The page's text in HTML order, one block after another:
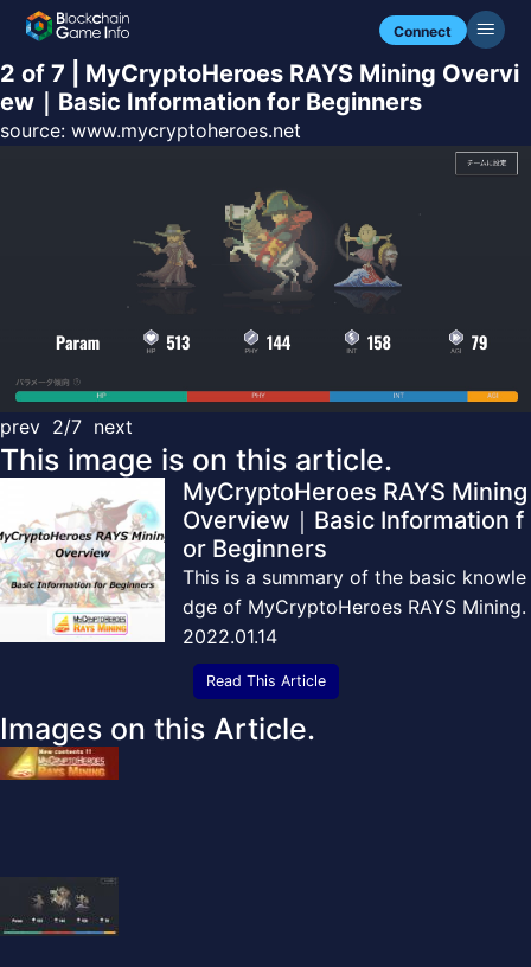
Connect
2 of 7 | MyCryptoHeroes RAYS Mining Overvi
ew｜Basic Information for Beginners
source: www.mycryptoheroes.net
prev 2/7 next
This image is on this article.
MyCryptoHeroes RAYS Mining
Overview｜Basic Information f
or Beginners
This is a summary of the basic knowle
dge of MyCryptoHeroes RAYS Mining.
2022.01.14
Read This Article
Images on this Article.